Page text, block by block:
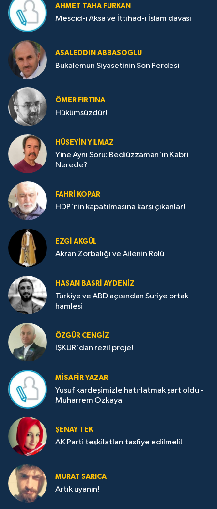
AHMET TAHA FURKAN
Mescid-i Aksa ve İttihad-ı İslam davası
ASALEDDIN ABBASOĞLU
Bukalemun Siyasetinin Son Perdesi
ÖMER FIRTINA
Hükümsüzdür!
HÜSEYIN YILMAZ
Yine Aynı Soru: Bediüzzaman'ın Kabri
Nerede?
FAHRI KOPAR
HDP'nin kapatılmasına karşı çıkanlar!
EZGI AKGÜL
Akran Zorbalığı ve Ailenin Rolü
HASAN BASRI AYDENIZ
Türkiye ve ABD açısından Suriye ortak
hamlesi
ÖZGÜR CENGIZ
İŞKUR'dan rezil proje!
MISAFIR YAZAR
Yusuf kardeşimizle hatırlatmak şart oldu -
Muharrem Özkaya
ŞENAY TEK
AK Parti teşkilatları tasfiye edilmeli!
MURAT SARICA
Artık uyanın!